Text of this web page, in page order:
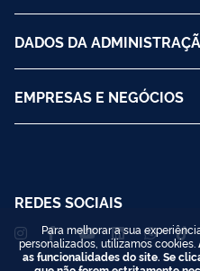
DADOS DA
EMPRESAS E NEGÓCIOS
REDES SOCIAIS
Para melhorar a sua
personalizados, utilizamos cookies.
as funcionalidades do site. Se